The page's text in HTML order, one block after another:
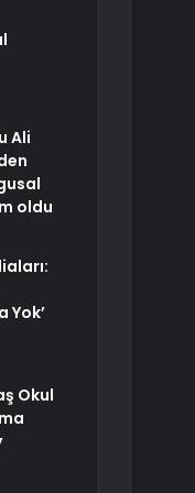
Ali
oldu
Yok’
Okul